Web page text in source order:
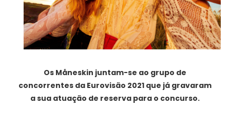
Os Måneskin juntam-se ao grupo de
concorrentes da Eurovisão 2021 que já gravaram
a sua atuação de reserva para o concurso.